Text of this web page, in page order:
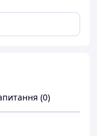
Ви з
пристрій
(0)